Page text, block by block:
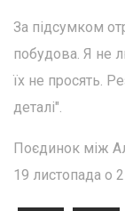
За підсумком
побудова. Я не
їх не просять.
деталі".
Поєдинок між
19 листопада о